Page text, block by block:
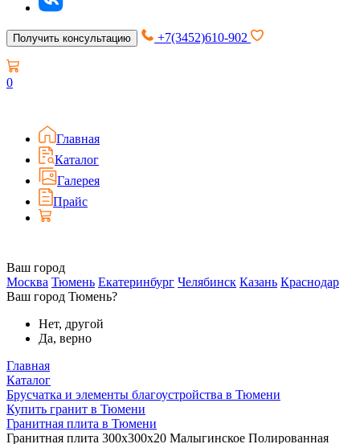
Получить консультацию +7(3452)610-902
0
Главная
Каталог
Галерея
Прайс
Ваш город
Москва Тюмень Екатеринбург Челябинск Казань Краснодар
Ваш город Тюмень?
Нет, другой
Да, верно
Главная
Каталог
Брусчатка и элементы благоустройства в Тюмени
Купить гранит в Тюмени
Гранитная плита в Тюмени
Гранитная плита 300х300x20 Малыгинское Полированная